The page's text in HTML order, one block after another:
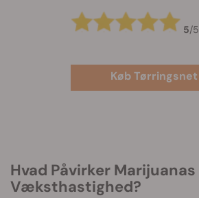
5/5
Køb Tørringsnet
Hvad Påvirker Marijuanas
Væksthastighed?